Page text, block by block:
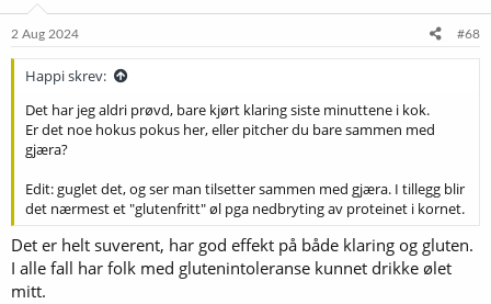
e
2 Aug 2024 #68
Happi skrev:
Det har jeg aldri prøvd, bare kjørt klaring siste minuttene i kok.
Er det noe hokus pokus her, eller pitcher du bare sammen med
gjæra?
Edit: guglet det, og ser man tilsetter sammen med gjæra. I tillegg blir
det nærmest et "glutenfritt" øl pga nedbryting av proteinet i kornet.
Det er helt suverent, har god effekt på både klaring og gluten.
I alle fall har folk med glutenintoleranse kunnet drikke ølet
mitt.